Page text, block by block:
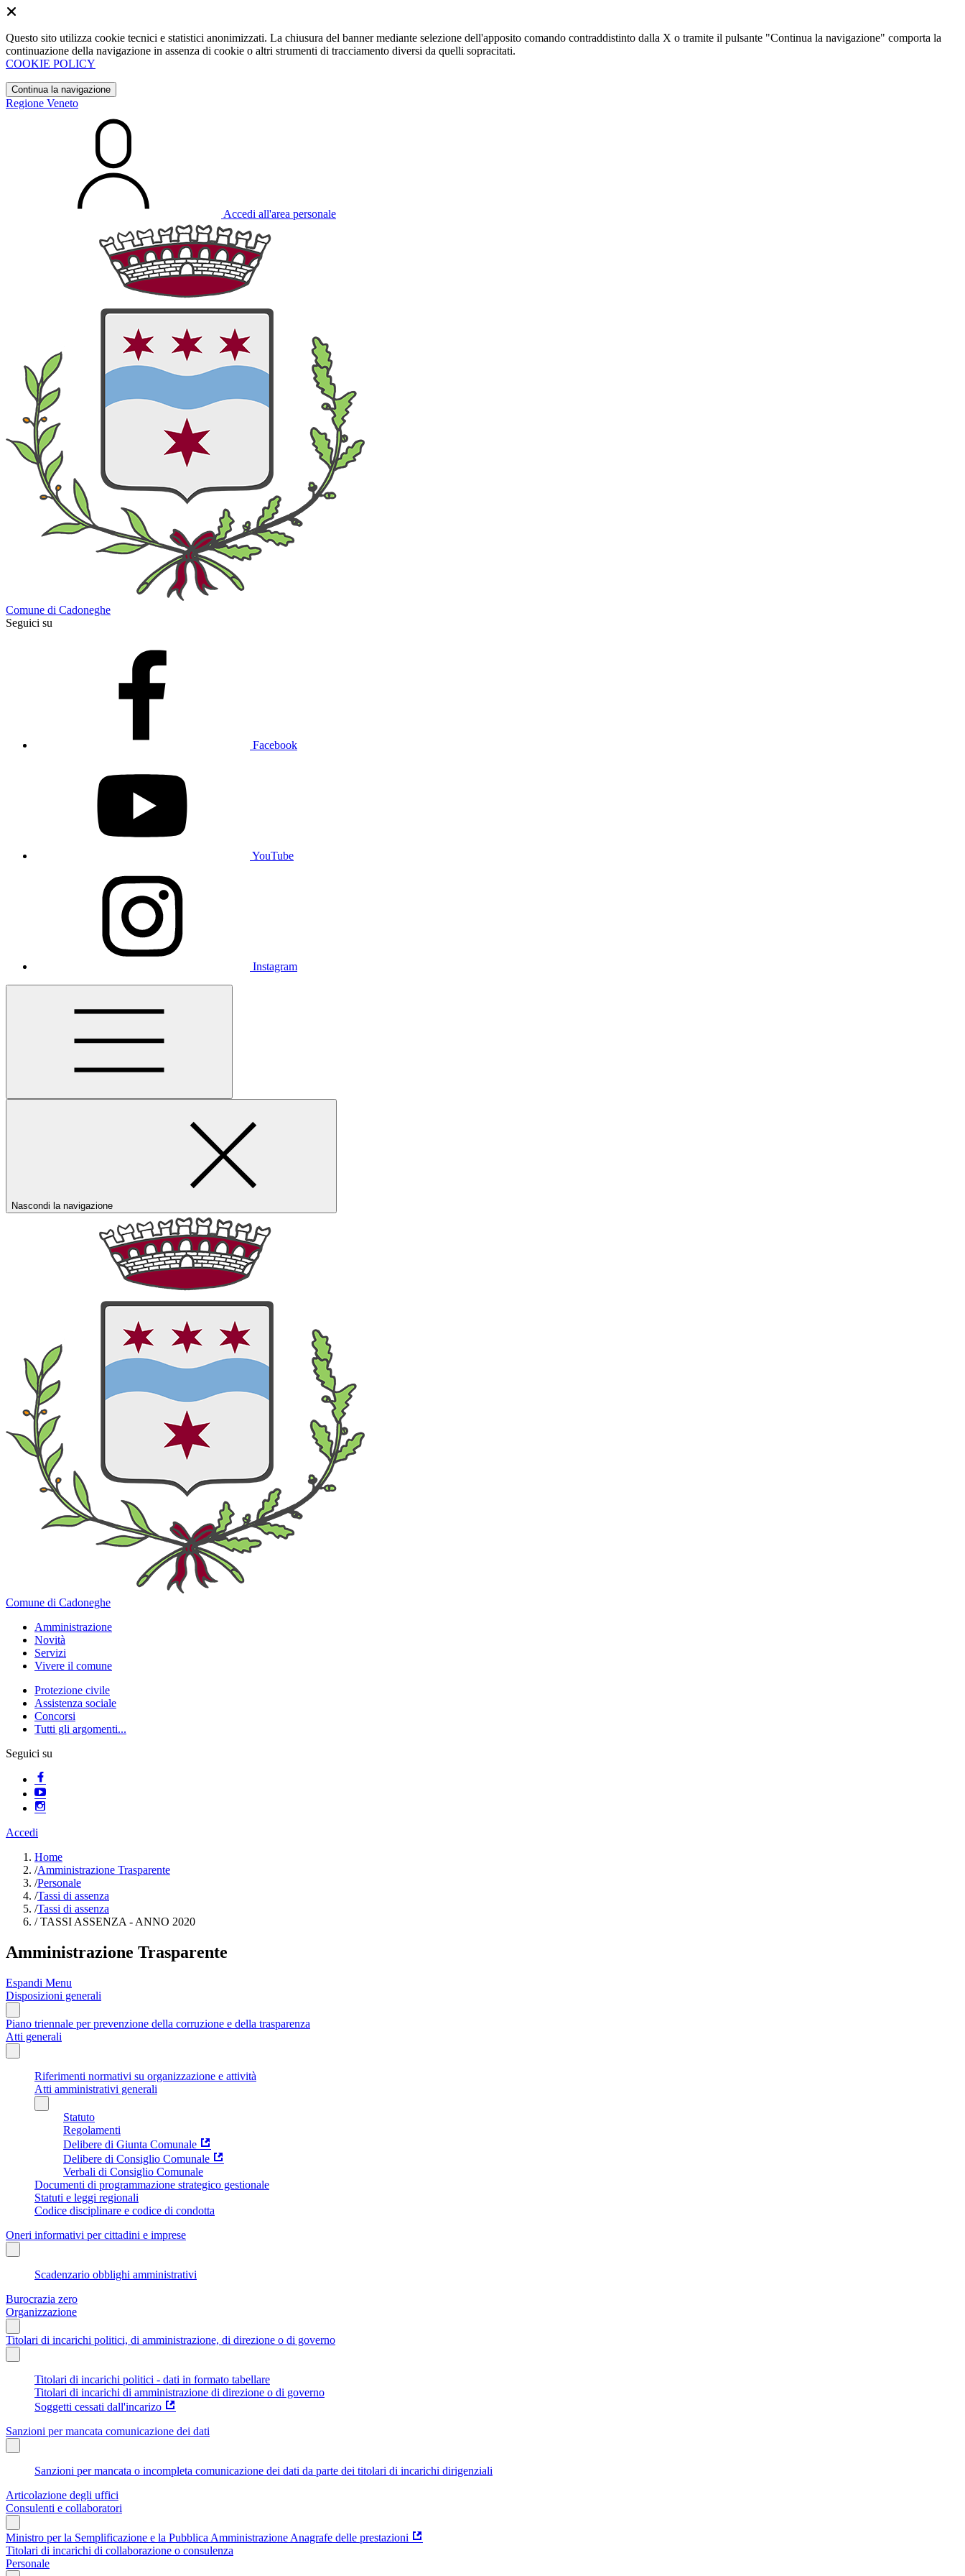
Questo sito utilizza cookie tecnici e statistici anonimizzati. La chiusura del banner mediante selezione dell'apposito comando contraddistinto dalla X o tramite il pulsante "Continua la navigazione" comporta la
continuazione della navigazione in assenza di cookie o altri strumenti di tracciamento diversi da quelli sopracitati.
COOKIE POLICY
Continua la navigazione
Regione Veneto
Accedi all'area personale
Comune di Cadoneghe
Seguici su
Facebook
YouTube
Instagram
Nascondi la navigazione
Comune di Cadoneghe
Amministrazione
Novità
Servizi
Vivere il comune
Protezione civile
Assistenza sociale
Concorsi
Tutti gli argomenti...
Seguici su
Accedi
Home
/Amministrazione Trasparente
/Personale
/Tassi di assenza
/Tassi di assenza
/TASSI ASSENZA - ANNO 2020
Amministrazione Trasparente
Espandi Menu
Disposizioni generali
Piano triennale per prevenzione della corruzione e della trasparenza
Atti generali
Riferimenti normativi su organizzazione e attività
Atti amministrativi generali
Statuto
Regolamenti
Delibere di Giunta Comunale
Delibere di Consiglio Comunale
Verbali di Consiglio Comunale
Documenti di programmazione strategico gestionale
Statuti e leggi regionali
Codice disciplinare e codice di condotta
Oneri informativi per cittadini e imprese
Scadenzario obblighi amministrativi
Burocrazia zero
Organizzazione
Titolari di incarichi politici, di amministrazione, di direzione o di governo
Titolari di incarichi politici - dati in formato tabellare
Titolari di incarichi di amministrazione di direzione o di governo
Soggetti cessati dall'incarizo
Sanzioni per mancata comunicazione dei dati
Sanzioni per mancata o incompleta comunicazione dei dati da parte dei titolari di incarichi dirigenziali
Articolazione degli uffici
Consulenti e collaboratori
Ministro per la Semplificazione e la Pubblica Amministrazione Anagrafe delle prestazioni
Titolari di incarichi di collaborazione o consulenza
Personale